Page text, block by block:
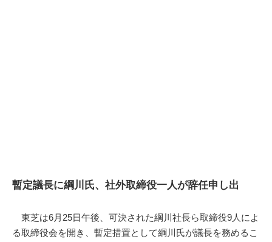
暫定議長に綱川氏、社外取締役一人が辞任申し出
東芝は6月25日午後、可決された綱川社長ら取締役9人によ
る取締役会を開き、暫定措置として綱川氏が議長を務めるこ